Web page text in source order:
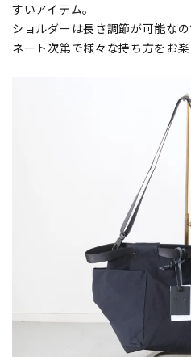
すいアイテム。
ショルダーは長さ調節が可能な
ネート次第で様々な持ち方をお楽